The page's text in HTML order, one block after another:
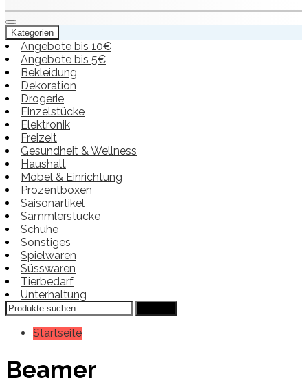
Kategorien
Angebote bis 10€
Angebote bis 5€
Bekleidung
Dekoration
Drogerie
Einzelstücke
Elektronik
Freizeit
Gesundheit & Wellness
Haushalt
Möbel & Einrichtung
Prozentboxen
Saisonartikel
Sammlerstücke
Schuhe
Sonstiges
Spielwaren
Süsswaren
Tierbedarf
Unterhaltung
Suchen
nach:
Startseite
Beamer